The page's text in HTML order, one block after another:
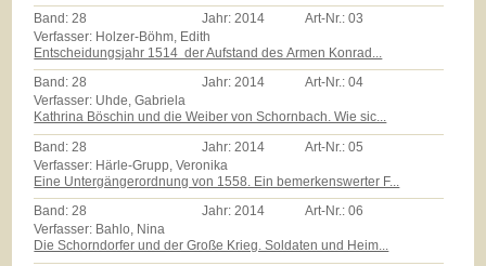
Band:28 Jahr:2014 Art-Nr.:03
Verfasser: Holzer-Böhm, Edith
Entscheidungsjahr 1514  der Aufstand des Armen Konrad...
Band:28 Jahr:2014 Art-Nr.:04
Verfasser: Uhde, Gabriela
Kathrina Böschin und die Weiber von Schornbach. Wie sic...
Band: 28 Jahr: 2014 Art-Nr.:05
Verfasser: Härle-Grupp, Veronika
Eine Untergängerordnung von 1558. Ein bemerkenswerter F...
Band:28 Jahr:2014 Art-Nr.:06
Verfasser: Bahlo, Nina
Die Schorndorfer und der Große Krieg. Soldaten und Heim...